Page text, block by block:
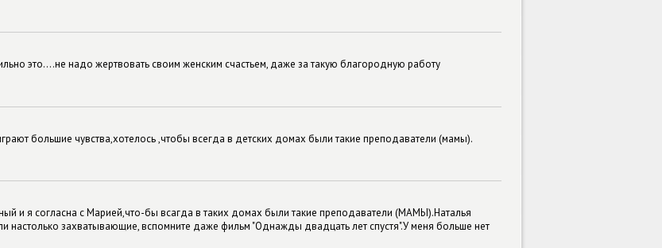
это....не надо жертвовать своим женским счастьем, даже за такую благородную работу
большие чувства,хотелось ,чтобы всегда в детских домах были такие преподаватели (мамы).
и я согласна с Марией,что-бы всагда в таких домах были такие преподаватели (МАМЫ).Наталья
настолько захватывающие, вспомните даже фильм "Однажды двадцать лет спустя".У меня больше нет